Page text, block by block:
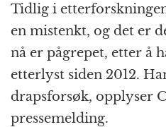
Tidlig i
en mistenkt, og det er
nå er pågrepet, etter å
etterlyst siden 2012.
drapsforsøk, opplyser
pressemelding.